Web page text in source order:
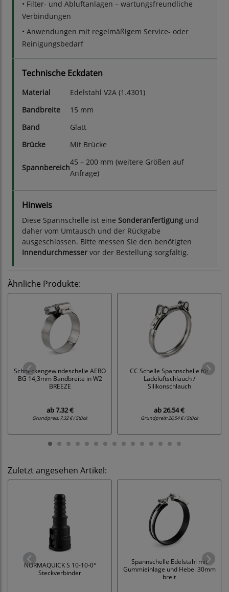
• Filter- und Abluftanlagen – wartungsfreundliche
Verbindungen
• Anwendungen mit regelmäßigem Service- oder
Reinigungsbedarf
Technische Eckdaten
Material
Edelstahl V2A (1.4301)
Bandbreite
15 mm
Band
Glatt
Brücke
Mit Brücke
Spannbereich
45 – 200 mm (weitere Größen auf
Anfrage)
Hinweis
Diese Spannschelle ist eine Sonderanfertigung und
daher vom Umtausch und der Rückgabe
ausgeschlossen. Bitte messen Sie den benötigten
Innendurchmesser vor der Bestellung sorgfältig.
Ähnliche Produkte:
Schneckengewindeschelle AERO
BG 14,3mm Bandbreite in W2
BREEZE
ab7,32 €
Grundpreis:7,32 € / Stück
CC Schelle Spannschelle für
Ladeluftschlauch /
Silikonschlauch
ab26,54 €
Grundpreis:26,54 € / Stück
Zuletzt angesehen Artikel:
NORMAQUICK S 10-10-0°
Steckverbinder
Spannschelle Edelstahl mit
Gummieinlage und Hebel 30mm
breit